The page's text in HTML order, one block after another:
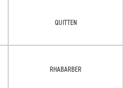
QUITTEN
RHABARBER